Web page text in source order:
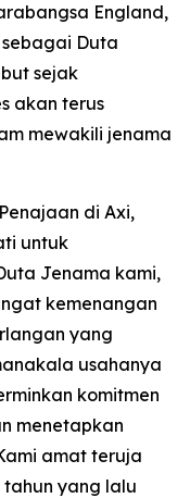
England,
Duta
sejak
akan terus
mewakili jenama
di Axi,
untuk
Jenama kami,
kemenangan
yang
usahanya
komitmen
menetapkan
amat teruja
yang lalu